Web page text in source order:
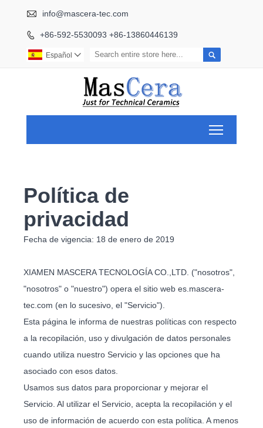
 info@mascera-tec.com
 +86-592-5530093 +86-13860446139

Español 
Política de
privacidad
Fecha de vigencia: 18 de enero de 2019
XIAMEN MASCERA TECNOLOGÍA CO.,LTD. ("nosotros",
"nosotros" o "nuestro") opera el sitio web es.mascera-
tec.com (en lo sucesivo, el "Servicio").
Esta página le informa de nuestras políticas con respecto
a la recopilación, uso y divulgación de datos personales
cuando utiliza nuestro Servicio y las opciones que ha
asociado con esos datos.
Usamos sus datos para proporcionar y mejorar el
Servicio. Al utilizar el Servicio, acepta la recopilación y el
uso de información de acuerdo con esta política. A menos